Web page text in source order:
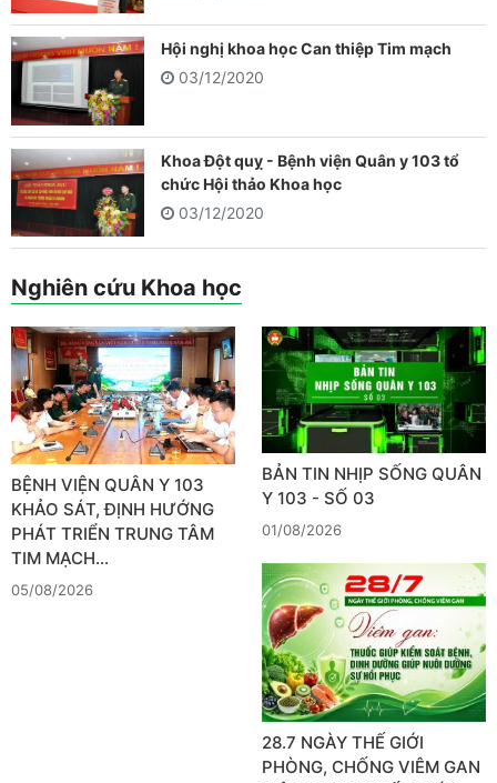
Hội nghị khoa học Can thiệp Tim mạch
03/12/2020
Khoa Đột quỵ - Bệnh viện Quân y 103 tổ
chức Hội thảo Khoa học
03/12/2020
Nghiên cứu Khoa học
BỆNH VIỆN QUÂN Y 103
KHẢO SÁT, ĐỊNH HƯỚNG
PHÁT TRIỂN TRUNG TÂM
TIM MẠCH…
05/08/2026
BẢN TIN NHỊP SỐNG QUÂN
Y 103 - SỐ 03
01/08/2026
28.7 NGÀY THẾ GIỚI
PHÒNG, CHỐNG VIÊM GAN